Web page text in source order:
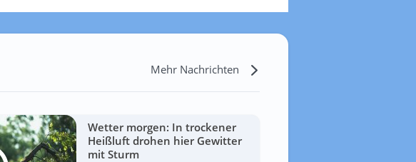
Mehr Nachrichten
Wetter morgen: In trockener
Heißluft drohen hier Gewitter
mit Sturm